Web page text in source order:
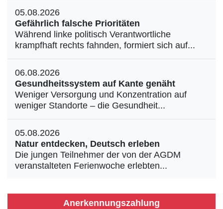
05.08.2026
Gefährlich falsche Prioritäten
Während linke politisch Verantwortliche
krampfhaft rechts fahnden, formiert sich auf...
06.08.2026
Gesundheitssystem auf Kante genäht
Weniger Versorgung und Konzentration auf
weniger Standorte – die Gesundheit...
05.08.2026
Natur entdecken, Deutsch erleben
Die jungen Teilnehmer der von der AGDM
veranstalteten Ferienwoche erlebten...
Anerkennungszahlung